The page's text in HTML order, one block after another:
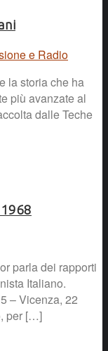
e Radio
la storia che ha
più avanzate al
dalle Teche
parla dei rapporti
Italiano.
– Vicenza, 22
per […]